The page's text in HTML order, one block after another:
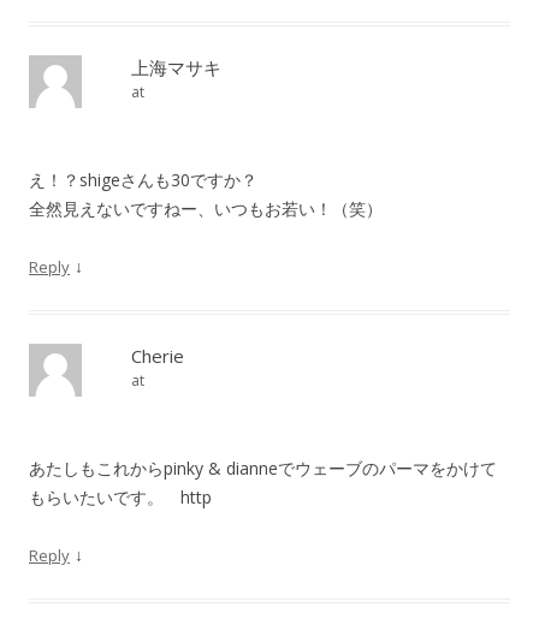
上海マサキ
at
え！？shigeさんも30ですか？
全然見えないですねー、いつもお若い！（笑）
Reply ↓
Cherie
at
あたしもこれからpinky & dianneでウェーブのパーマをかけて
もらいたいです。 http
Reply ↓